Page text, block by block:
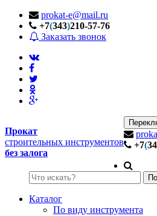
prokat-e@mail.ru
+7(343)210-57-76
Заказать звонок
Прокат
строительных инструментов
без залога
+7(
Каталог
По виду инструмента